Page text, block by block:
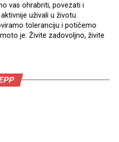
vas ohrabriti, povezati i
uživali u životu.
toleranciju i potičemo
je: Živite zadovoljno, živite